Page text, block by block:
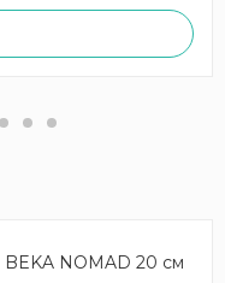
NOMAD 20 см